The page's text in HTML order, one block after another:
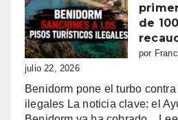
de
por
julio 22, 2026
Benidorm pone el turbo
ilegales La noticia clave: el